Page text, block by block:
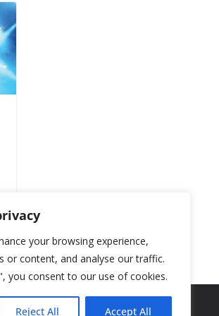
your browsing experience,
or content, and analyse our traffic.
you consent to our use of cookies.
Reject All Accept All